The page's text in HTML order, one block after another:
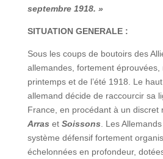
septembre 1918. »
SITUATION GENERALE :
Sous les coups de boutoirs des
allemandes, fortement éprouvées,
printemps et de l’été 1918. Le
allemand décide de raccourcir sa
France, en procédant à un discret
Arras et Soissons . Les
système défensif fortement
échelonnées en profondeur,